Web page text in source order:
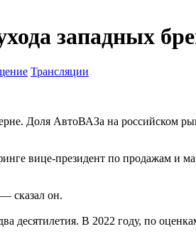
западных
Трансляции
Доля АвтоВАЗа на российском
вице-президент по продажам и
сказал он.
десятилетия. В 2022 году, по